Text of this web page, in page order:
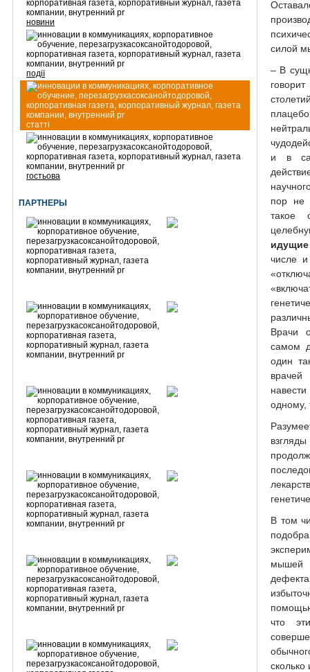
новини
події
статті
гостьова
ПАРТНЕРЫ
силой
– В
и в
пор не
такое
числе
Врачи
самом
один
одному,
В том
мышей
что
сколько